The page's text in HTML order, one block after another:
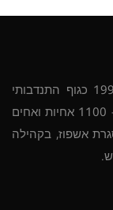
העמותה לסיעוד פסיכיאטרי הוקמה בשנת 1990 כגוף התנדבותי
א-פוליטי ללא מטרות רווח, בעמותה למעלה מ- 1100 אחיות ואחים
אשפוז, בקהילה